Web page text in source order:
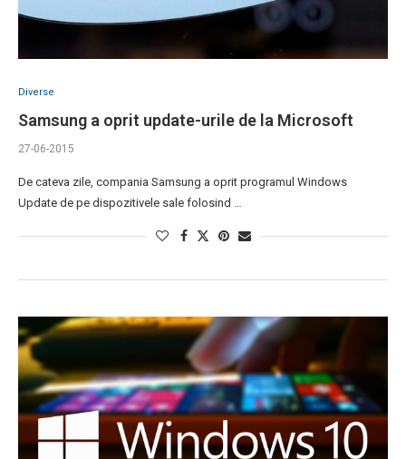
Diverse
Samsung a oprit update-urile de la Microsoft
27-06-2015
De cateva zile, compania Samsung a oprit programul Windows
Update de pe dispozitivele sale folosind …